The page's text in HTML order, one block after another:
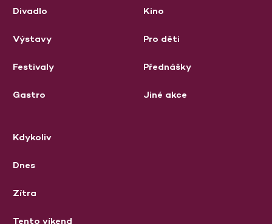
Divadlo
Výstavy
Festivaly
Gastro
Kino
Pro děti
Přednášky
Jiné akce
Kdykoliv
Dnes
Zítra
Tento víkend